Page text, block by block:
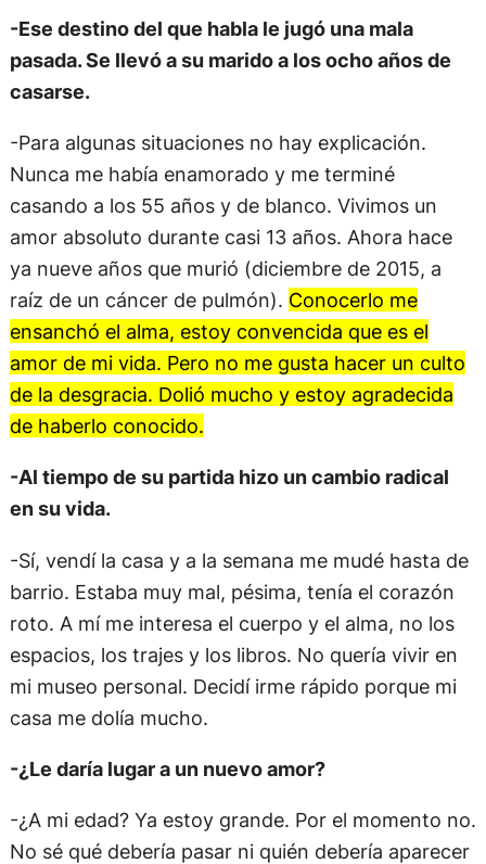
-Ese destino del que habla le jugó una mala
pasada. Se llevó a su marido a los ocho años de
casarse.
-Para algunas situaciones no hay explicación.
Nunca me había enamorado y me terminé
casando a los 55 años y de blanco. Vivimos un
amor absoluto durante casi 13 años. Ahora hace
ya nueve años que murió (diciembre de 2015, a
raíz de un cáncer de pulmón). Conocerlo me
ensanchó el alma, estoy convencida que es el
amor de mi vida. Pero no me gusta hacer un culto
de la desgracia. Dolió mucho y estoy agradecida
de haberlo conocido.
-Al tiempo de su partida hizo un cambio radical
en su vida.
-Sí, vendí la casa y a la semana me mudé hasta de
barrio. Estaba muy mal, pésima, tenía el corazón
roto. A mí me interesa el cuerpo y el alma, no los
espacios, los trajes y los libros. No quería vivir en
mi museo personal. Decidí irme rápido porque mi
casa me dolía mucho.
-¿Le daría lugar a un nuevo amor?
-¿A mi edad? Ya estoy grande. Por el momento no.
No sé qué debería pasar ni quién debería aparecer